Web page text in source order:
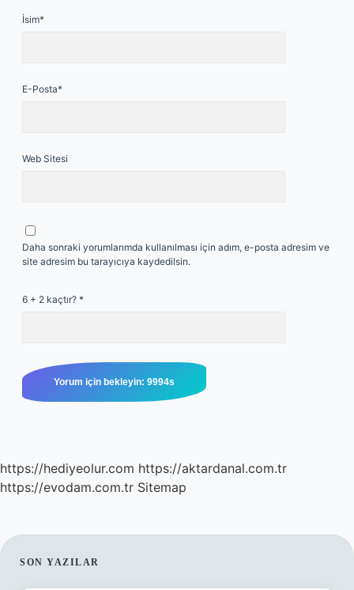
İsim*
E-Posta*
Web Sitesi
Daha sonraki yorumlarımda kullanılması için adım, e-posta adresim ve
site adresim bu tarayıcıya kaydedilsin.
6 + 2 kaçtır? *
https://hediyeolur.com https://aktardanal.com.tr
https://evodam.com.tr Sitemap
SIDEBAR
SON YAZILAR